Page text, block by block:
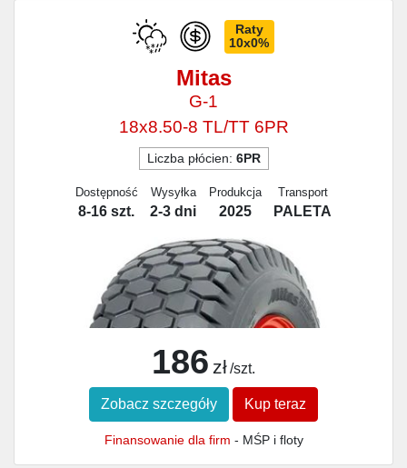
Raty
10x0%
Mitas
G-1
18x8.50-8 TL/TT 6PR
Liczba płócien: 6PR
Dostępność
8-16 szt.
Wysyłka
2-3 dni
Produkcja
2025
Transport
PALETA
186 zł /szt.
Zobacz szczegóły Kup teraz
Finansowanie dla firm - MŚP i floty